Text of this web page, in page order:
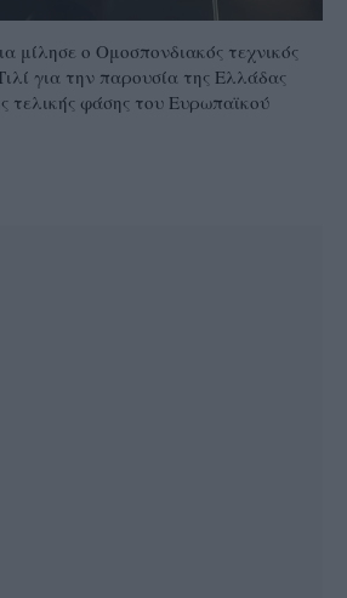
μίλησε ο Ομοσπονδιακός τεχνικός
για την παρουσία της Ελλάδας
τελικής φάσης του Ευρωπαϊκού